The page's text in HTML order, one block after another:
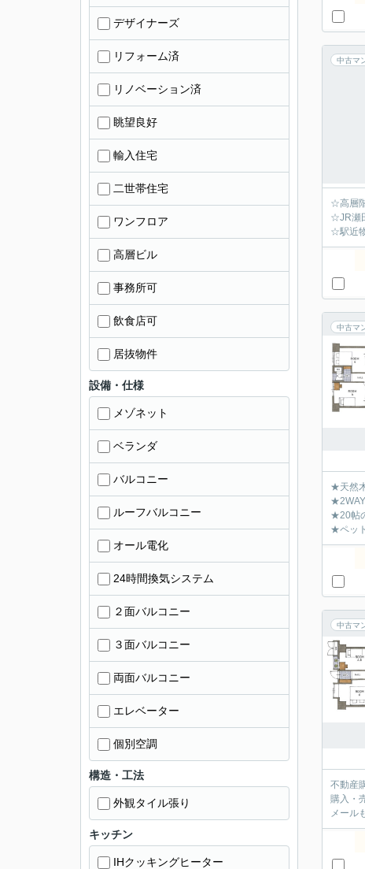
中古マ
☆高層
☆JR瀬
☆駅近
中古マ
★天然
★2WAY
★20帖
★ペッ
中古マ
不動産
購入・
メール
デザイナーズ
リフォーム済
リノベーション済
眺望良好
輸入住宅
二世帯住宅
ワンフロア
高層ビル
事務所可
飲食店可
居抜物件
設備・仕様
メゾネット
ベランダ
バルコニー
ルーフバルコニー
オール電化
24時間換気システム
２面バルコニー
３面バルコニー
両面バルコニー
エレベーター
個別空調
構造・工法
外観タイル張り
キッチン
IHクッキングヒーター